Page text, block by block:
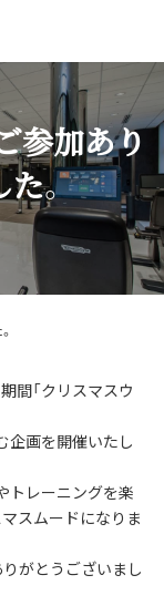
参加あり
。
間「クリスマスウ
企画を開催いたし
トレーニングを楽
スムードになりま
がとうございまし